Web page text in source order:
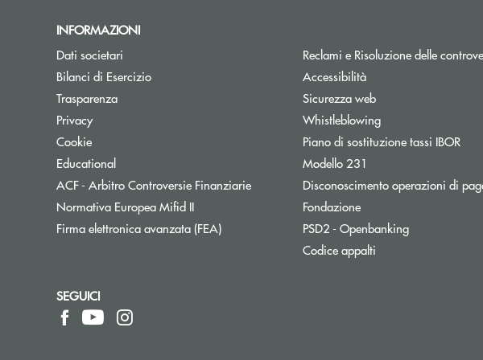
INFORMAZIONI
Dati societari
Bilanci di Esercizio
Trasparenza
Privacy
Cookie
Educational
ACF - Arbitro Controversie FinanziarieApre una nuova finestra
Normativa Europea Mifid II
Firma elettronica avanzata (FEA)
Reclami e Risoluzione delle
Accessibilità
Sicurezza web
Whistleblowing
Piano di sostituzione tassi IBOR
Modello 231
Disconoscimento operazioni di
Fondazione
PSD2 - OpenbankingApre una
Codice appalti
SEGUICI